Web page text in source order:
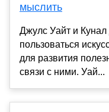
мыслить
Джулс Уайт и
пользоваться
для развития
связи с ними. Уай...